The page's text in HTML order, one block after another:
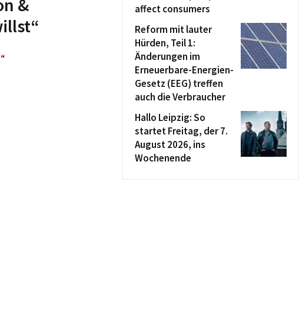
&
affect consumers
Reform mit lauter
Hürden, Teil 1:
Änderungen im
Erneuerbare-Energien-
Gesetz (EEG) treffen
auch die Verbraucher
Hallo Leipzig: So
startet Freitag, der 7.
August 2026, ins
Wochenende